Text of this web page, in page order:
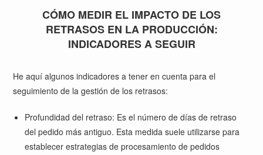
CÓMO MEDIR EL IMPACTO DE LOS
RETRASOS EN LA PRODUCCIÓN:
INDICADORES A SEGUIR
He aquí algunos indicadores a tener en cuenta para el
seguimiento de la gestión de los retrasos:
Profundidad del retraso: Es el número de días de retraso
del pedido más antiguo. Esta medida suele utilizarse para
establecer estrategias de procesamiento de pedidos